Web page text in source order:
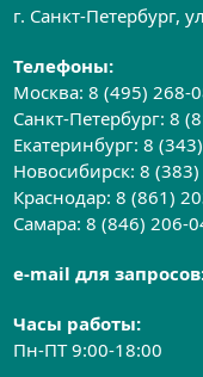
г. Санкт-Петербург,
Телефоны:
Москва:8 (495) 268-
Санкт-Петербург:8
Екатеринбург:8
Новосибирск:8
Краснодар:8 (861)
Самара:8 (846) 206-
e-mail для
Часы работы:
Пн-ПТ 9:00-18:00